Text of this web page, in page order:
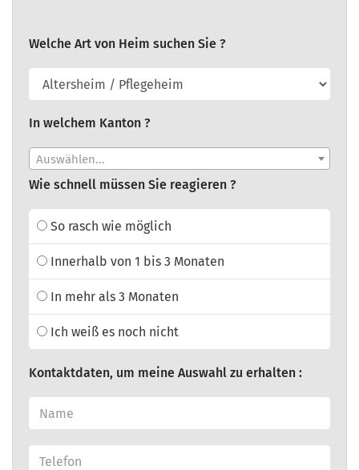
Welche Art von Heim suchen Sie ?
In welchem Kanton ?
Auswählen...
Wie schnell müssen Sie reagieren ?
So rasch wie möglich
Innerhalb von 1 bis 3 Monaten
In mehr als 3 Monaten
Ich weiß es noch nicht
Kontaktdaten, um meine Auswahl zu erhalten :